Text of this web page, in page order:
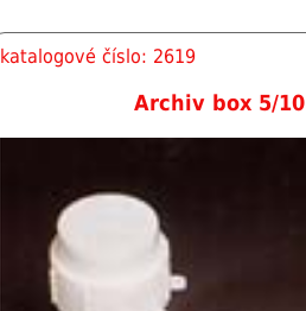
katalogové číslo: 2619
Archiv box 5/